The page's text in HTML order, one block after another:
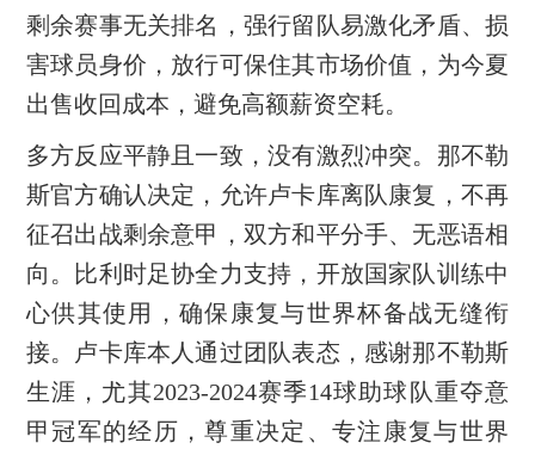
剩余赛事无关排名，强行留队易激化矛盾、损
害球员身价，放行可保住其市场价值，为今夏
出售收回成本，避免高额薪资空耗。
多方反应平静且一致，没有激烈冲突。那不勒
斯官方确认决定，允许卢卡库离队康复，不再
征召出战剩余意甲，双方和平分手、无恶语相
向。比利时足协全力支持，开放国家队训练中
心供其使用，确保康复与世界杯备战无缝衔
接。卢卡库本人通过团队表态，感谢那不勒斯
生涯，尤其2023-2024赛季14球助球队重夺意
甲冠军的经历，尊重决定、专注康复与世界